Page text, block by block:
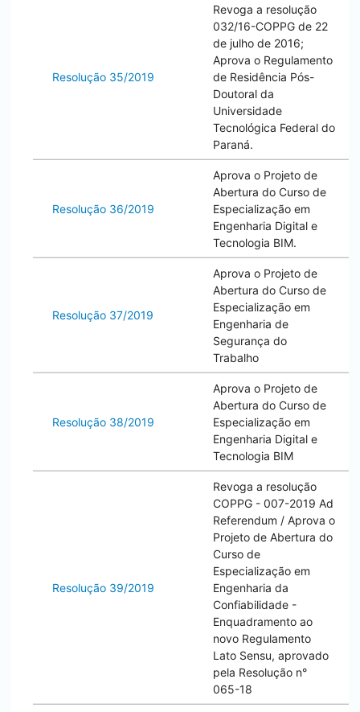
Resolução 35/2019
Revoga a resolução
032/16-COPPG de 22
de julho de 2016;
Aprova o Regulamento
de Residência Pós-
Doutoral da
Universidade
Tecnológica Federal do
Paraná.
Resolução 36/2019
Aprova o Projeto de
Abertura do Curso de
Especialização em
Engenharia Digital e
Tecnologia BIM.
Resolução 37/2019
Aprova o Projeto de
Abertura do Curso de
Especialização em
Engenharia de
Segurança do
Trabalho
Resolução 38/2019
Aprova o Projeto de
Abertura do Curso de
Especialização em
Engenharia Digital e
Tecnologia BIM
Resolução 39/2019
Revoga a resolução
COPPG - 007-2019 Ad
Referendum / Aprova o
Projeto de Abertura do
Curso de
Especialização em
Engenharia da
Confiabilidade -
Enquadramento ao
novo Regulamento
Lato Sensu, aprovado
pela Resolução n°
065-18